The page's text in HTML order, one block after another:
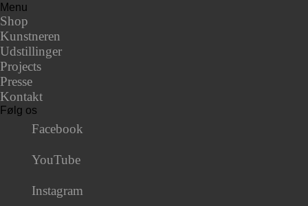
Menu
Shop
Kunstneren
Udstillinger
Projects
Presse
Kontakt
Følg os
Facebook
YouTube
Instagram